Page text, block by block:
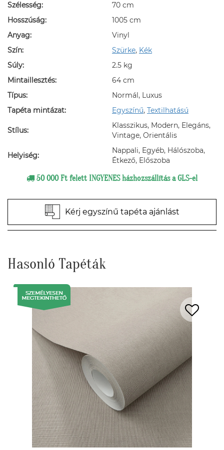
Szélesség:
70 cm
Hosszúság:
1005 cm
Anyag:
Vinyl
Szín:
Szürke, Kék
Súly:
2.5 kg
Mintaillesztés:
64 cm
Típus:
Normál, Luxus
Tapéta mintázat:
Egyszínű, Textilhatású
Stílus:
Klasszikus, Modern, Elegáns,
Vintage, Orientális
Helyiség:
Nappali, Egyéb, Hálószoba,
Étkező, Előszoba
50 000 Ft felett INGYENES házhozszállítás a GLS-el
Kérj egyszínű tapéta ajánlást
Hasonló Tapéták